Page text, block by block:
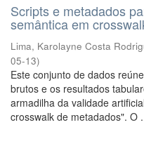
Scripts e metadados
semântica em
Lima, Karolayne Costa
05-13)
Este conjunto de dados
brutos e os resultados
armadilha da validade
crosswalk de metadados". O